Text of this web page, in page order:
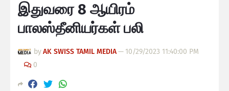
இதுவரை 8 ஆயிரம்
பாலஸ்தீனியர்கள் பலி
byAK SWISS TAMIL MEDIA— 10/29/2023 11:40:00 PM
0